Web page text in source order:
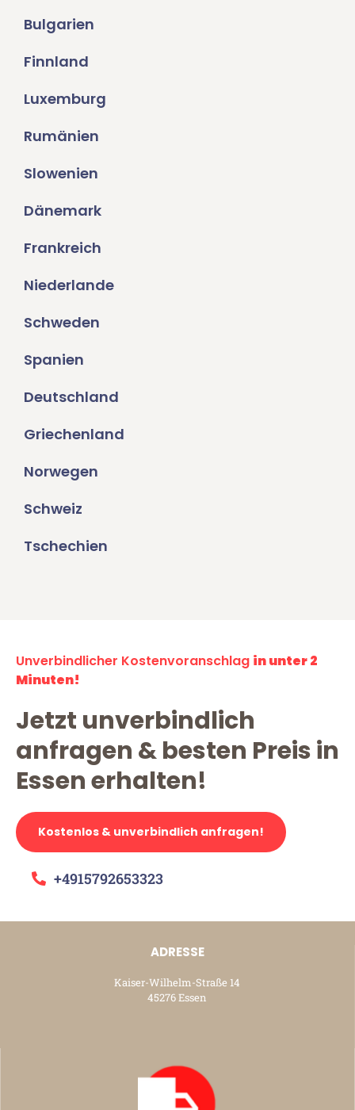
Bulgarien
Finnland
Luxemburg
Rumänien
Slowenien
Dänemark
Frankreich
Niederlande
Schweden
Spanien
Deutschland
Griechenland
Norwegen
Schweiz
Tschechien
Unverbindlicher Kostenvoranschlag in unter 2
Minuten!
Jetzt unverbindlich
anfragen & besten Preis in
Essen erhalten!
Kostenlos & unverbindlich anfragen!
+4915792653323
ADRESSE
Kaiser-Wilhelm-Straße 14
45276 Essen